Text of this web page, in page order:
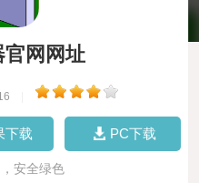
官网网址
下载 PC下载
安全绿色